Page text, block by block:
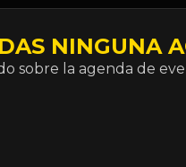
NINGUNA
sobre la agenda de